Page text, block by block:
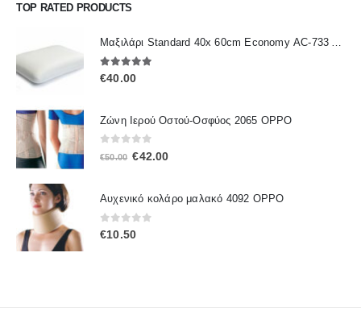
TOP RATED PRODUCTS
Μαξιλάρι Standard 40x 60cm Economy ΑC-733 ALFACARE
5.00out of 5
€40.00
Ζώνη Ιερού Οστού-Οσφύος 2065 OPPO
out of 5
€50.00 Original
€50.00.
€42.00Η
είναι:
Αυχενικό κολάρο μαλακό 4092 OPPO
0out of 5
€10.50